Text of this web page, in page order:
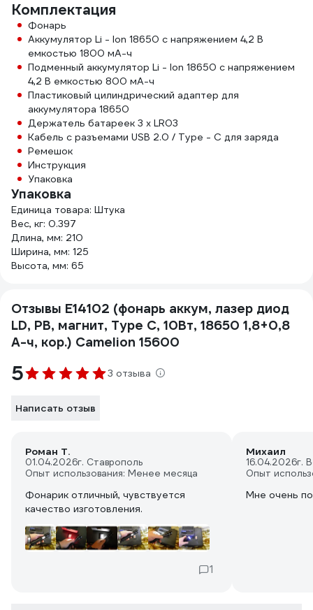
Комплектация
Фонарь
Аккумулятор Li - Ion 18650 с напряжением 4,2 В
емкостью 1800 мА-ч
Подменный аккумулятор Li - Ion 18650 с напряжением
4,2 В емкостью 800 мА-ч
Пластиковый цилиндрический адаптер для
аккумулятора 18650
Держатель батареек 3 x LR03
Кабель с разъемами USB 2.0 / Type - C для заряда
Ремешок
Инструкция
Упаковка
Упаковка
Единица товара: Штука
Вес, кг: 0.397
Длина, мм: 210
Ширина, мм: 125
Высота, мм: 65
Отзывы E14102 (фонарь аккум, лазер диод
LD, PB, магнит, Type C, 10Вт, 18650 1,8+0,8
А-ч, кор.) Camelion 15600
5 3 отзыва
Написать отзыв
Роман Т.
01.04.2026г. Ставрополь
Опыт использования: Менее месяца
Фонарик отличный, чувствуется
качество изготовления.
1
Михаил
16.04.2026г.
Опыт
Мне очень